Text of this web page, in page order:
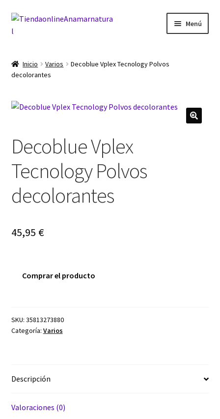
Ir
a
Ir
al
Menú
Blog
Carrito
Mi cuenta
Inicio Varios
Decoblue Vplex Tecnology Polvos
decolorantes
Decoblue Vplex
Tecnology Polvos
decolorantes
45,95 €
Comprar el producto
SKU: 35813273880
Categoría: Varios
Descripción
Valoraciones (0)